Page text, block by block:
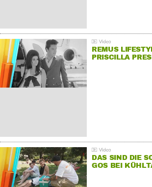
REMUS
PRISCILLA
DAS SIND DIE
GOS BEI